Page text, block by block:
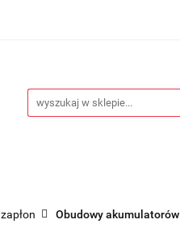
Obudowy akumulatorów